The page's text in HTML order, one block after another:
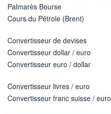
Palmarès Bourse
Cours du Pétrole (Brent)
Convertisseur de devises
Convertisseur dollar / euro
Convertisseur euro / dollar
Convertisseur livres / euro
Convertisseur franc suisse / euro